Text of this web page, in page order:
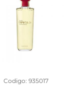
Codigo: 935017